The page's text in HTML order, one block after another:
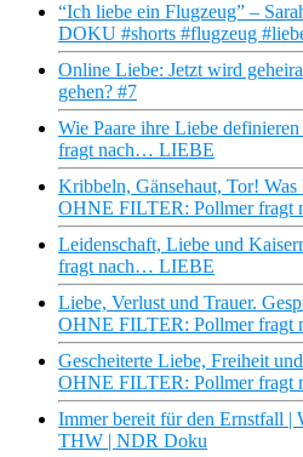
“Ich liebe ein Flugzeug” –
DOKU #shorts #flugzeug
Online Liebe: Jetzt wird
gehen? #7
Wie Paare ihre Liebe
fragt nach… LIEBE
Kribbeln, Gänsehaut, Tor!
OHNE FILTER: Pollmer
Leidenschaft, Liebe und
fragt nach… LIEBE
Liebe, Verlust und Trauer.
OHNE FILTER: Pollmer
Gescheiterte Liebe, Freiheit
OHNE FILTER: Pollmer
Immer bereit für den Ernstfall |
THW | NDR Doku